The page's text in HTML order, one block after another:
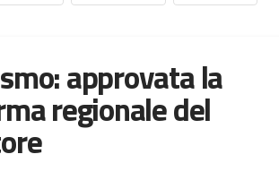
approvata la
regionale del